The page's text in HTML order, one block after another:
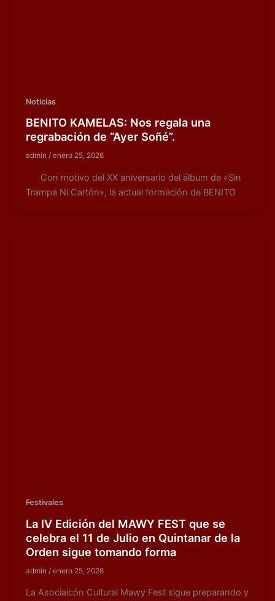
Noticias
BENITO KAMELAS: Nos regala una
regrabación de “Ayer Soñé”.
admin / enero 25, 2026
Con motivo del XX aniversario del álbum de «Sin
Trampa Ni Cartón», la actual formación de BENITO
Festivales
La IV Edición del MAWY FEST que se
celebra el 11 de Julio en Quintanar de la
Orden sigue tomando forma
admin / enero 25, 2026
La Asociaicón Cultural Mawy Fest sigue preparando y